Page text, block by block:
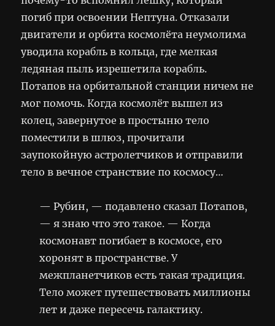
погиб при освоении Нептуна. Отказали
двигатели и орбита космолёта неумолима
уводила корабль в кольца, где мелкая
ледяная пыль изрешетила корабль.
Потапов на орбитальной станции ничем не
мог помочь. Когда космолёт вышел из
колец, завернутое в простыню тело
поместили в шлюз, прочитали
заупокойную астролетчиков и отправили
тело в вечное странствие по космосу…
— Рубин, — подавлено сказал Потапов,
— я знаю что это такое. — Когда
космонавт погибает в космосе, его
хоронят в пространстве. У
межпланетчиков есть такая традиция.
Тело может путешествовать миллионы
лет и даже пересечь галактику.